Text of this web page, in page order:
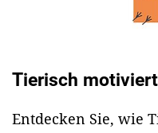
Tierisch
Entdecken Sie, wie